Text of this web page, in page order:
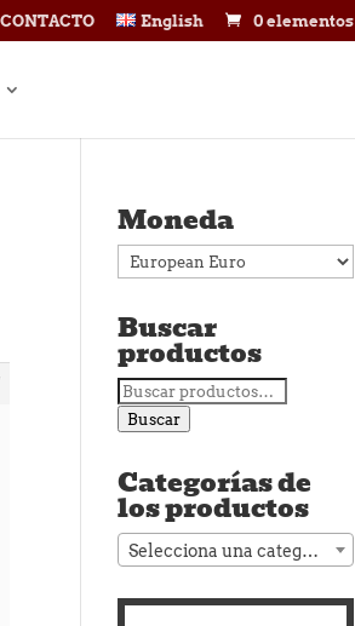
CONTACTO English 0 elementos
Moneda
Buscar
productos
Buscar
por:
Buscar
Categorías de
los productos
Selecciona una categoría